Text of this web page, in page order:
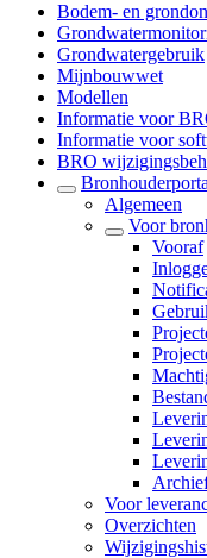
Bodem- en
Grondwatergebruik
Mijnbouwwet
Modellen
Informatie voor
Informatie voor
BRO
Algemeen
Voor
Vooraf
Voor
Overzichten